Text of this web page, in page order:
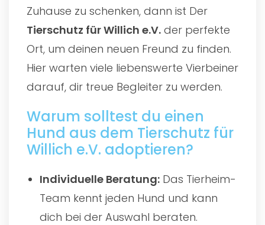
Zuhause zu schenken, dann ist Der
Tierschutz für Willich e.V. der perfekte
Ort, um deinen neuen Freund zu finden.
Hier warten viele liebenswerte Vierbeiner
darauf, dir treue Begleiter zu werden.
Warum solltest du einen
Hund aus dem Tierschutz für
Willich e.V. adoptieren?
Individuelle Beratung: Das Tierheim-
Team kennt jeden Hund und kann
dich bei der Auswahl beraten.